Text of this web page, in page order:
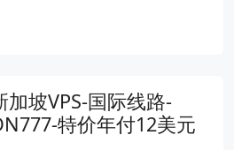
坡VPS-国际线路-
特价年付12美元